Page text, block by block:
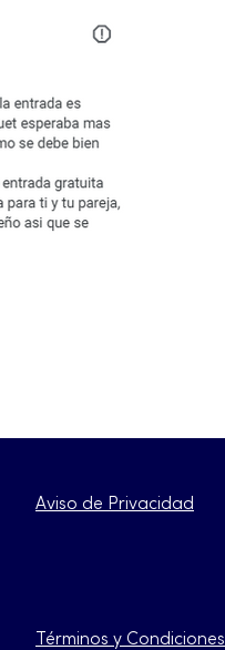
Aviso de Privacidad
Términos y Condiciones